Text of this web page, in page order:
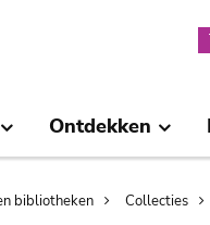
Ontdekken
bibliotheken Collecties